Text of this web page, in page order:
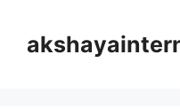
content